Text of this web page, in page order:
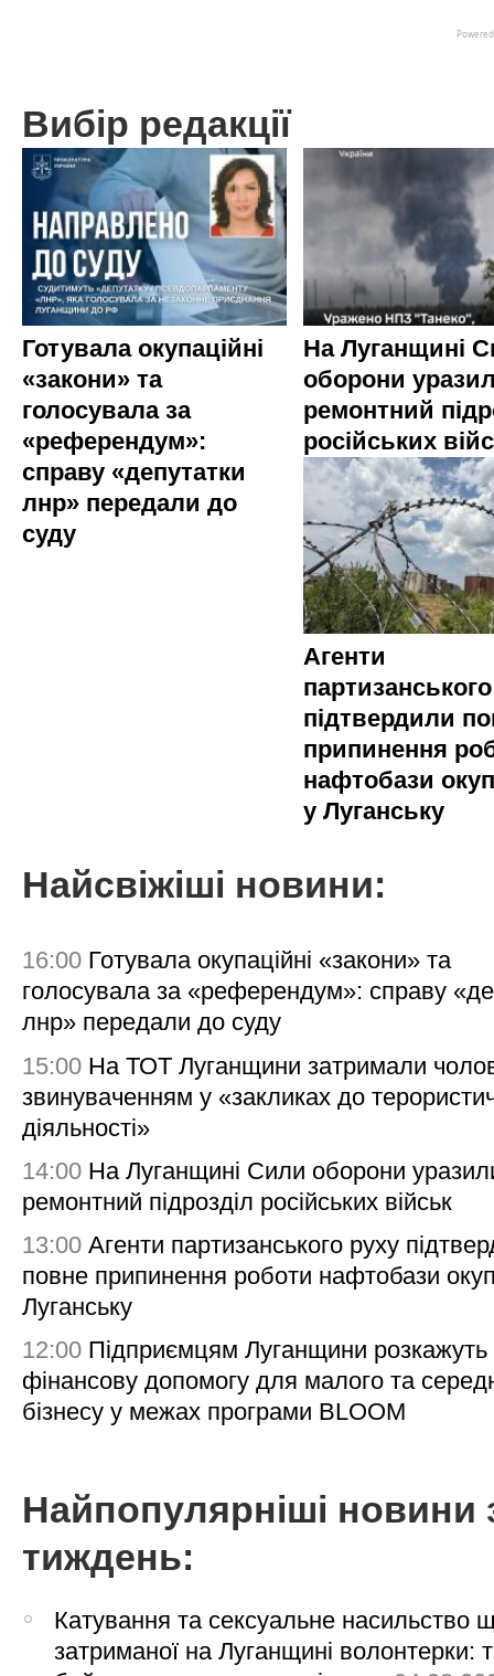
Вибір редакції
Готувала окупаційні
«закони» та
голосувала за
«референдум»:
справу «депутатки
лнр» передали до
суду
На Луганщині
оборони
ремонтний
російських
Агенти
підтвердили
припинення
нафтобази
у Луганську
Найсвіжіші новини:
16:00 Готувала окупаційні «закони» та
голосувала за «референдум»: справу
лнр» передали до суду
15:00 На ТОТ Луганщини затримали
звинуваченням у «закликах до
діяльності»
14:00 На Луганщині Сили оборони
ремонтний підрозділ російських військ
13:00 Агенти партизанського руху
повне припинення роботи нафтобази
Луганську
12:00 Підприємцям Луганщини розкажуть
фінансову допомогу для малого та
бізнесу у межах програми BLOOM
Найпопулярніші новини
тиждень:
Катування та сексуальне насильство
затриманої на Луганщині волонтерки: